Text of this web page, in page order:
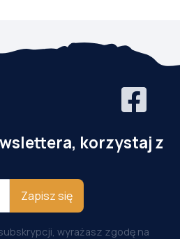
korzystaj z
Zapisz się
wyrażasz zgodę na